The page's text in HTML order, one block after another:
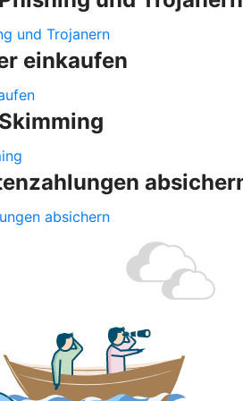
und Trojanern
einkaufen
absichern